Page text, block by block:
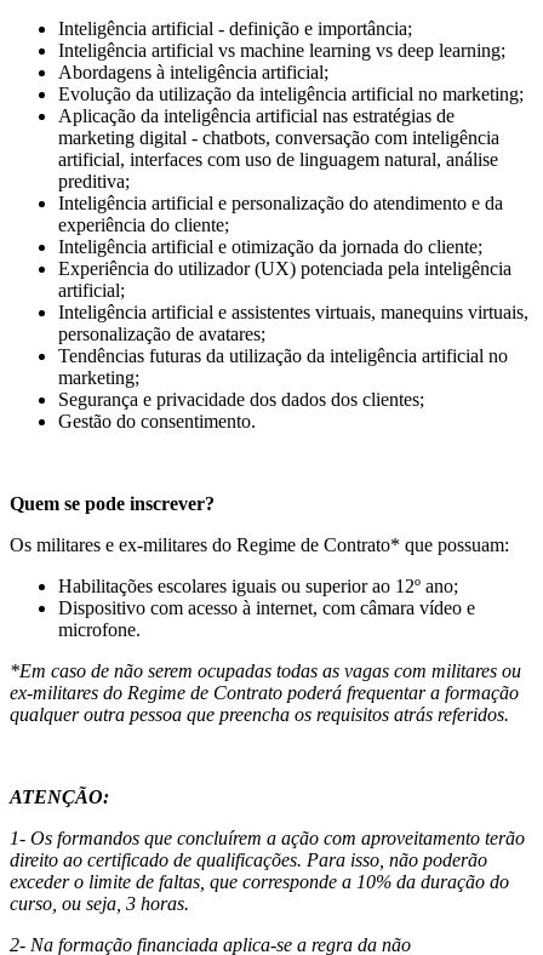
Inteligência artificial - definição e importância;
Inteligência artificial vs machine learning vs deep learning;
Abordagens à inteligência artificial;
Evolução da utilização da inteligência artificial no marketing;
Aplicação da inteligência artificial nas estratégias de
marketing digital - chatbots, conversação com inteligência
artificial, interfaces com uso de linguagem natural, análise
preditiva;
Inteligência artificial e personalização do atendimento e da
experiência do cliente;
Inteligência artificial e otimização da jornada do cliente;
Experiência do utilizador (UX) potenciada pela inteligência
artificial;
Inteligência artificial e assistentes virtuais, manequins virtuais,
personalização de avatares;
Tendências futuras da utilização da inteligência artificial no
marketing;
Segurança e privacidade dos dados dos clientes;
Gestão do consentimento.
Quem se pode inscrever?
Os militares e ex-militares do Regime de Contrato* que possuam:
Habilitações escolares iguais ou superior ao 12º ano;
Dispositivo com acesso à internet, com câmara vídeo e
microfone.
*Em caso de não serem ocupadas todas as vagas com militares ou
ex-militares do Regime de Contrato poderá frequentar a formação
qualquer outra pessoa que preencha os requisitos atrás referidos.
ATENÇÃO:
1- Os formandos que concluírem a ação com aproveitamento terão
direito ao certificado de qualificações. Para isso, não poderão
exceder o limite de faltas, que corresponde a 10% da duração do
curso, ou seja, 3 horas.
2- Na formação financiada aplica-se a regra da não